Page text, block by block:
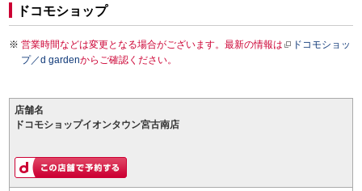
ドコモショップ
営業時間などは変更となる場合がございます。最新の情報は
ドコモショッ
プ／d gardenからご確認ください。
店舗名
ドコモショップイオンタウン宮古南店